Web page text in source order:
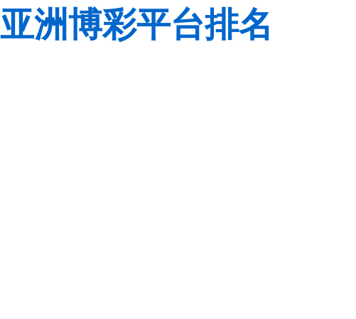
亚洲博彩平台排名